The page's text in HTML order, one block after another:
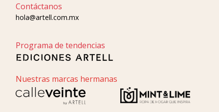
Contáctanos
hola@artell.com.mx
Programa de tendencias
Nuestras marcas hermanas